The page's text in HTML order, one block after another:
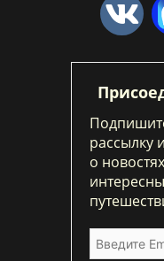
рассылку
о